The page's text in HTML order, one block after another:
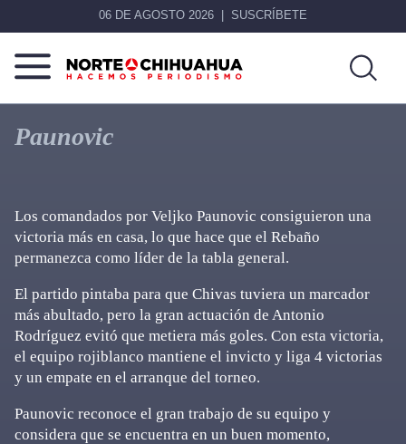
06 DE AGOSTO 2026 SUSCRÍBETE
Norte
Chihuahua
Más
que
noticias,
Paunovic
Los comandados por Veljko Paunovic consiguieron una
victoria más en casa, lo que hace que el Rebaño
permanezca como líder de la tabla general.
El partido pintaba para que Chivas tuviera un marcador
más abultado, pero la gran actuación de Antonio
Rodríguez evitó que metiera más goles. Con esta victoria,
el equipo rojiblanco mantiene el invicto y liga 4 victorias
y un empate en el arranque del torneo.
Paunovic reconoce el gran trabajo de su equipo y
considera que se encuentra en un buen momento,